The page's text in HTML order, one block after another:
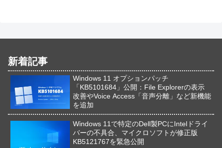
新着記事
Windows 11 オプションパッチ
「KB5101684」公開：File Explorerの表示
改善やVoice Access「音声分離」など新機能
を追加
Windows 11で特定のDell製PCにIntelドライ
バーの不具合、マイクロソフトが修正版
KB5121767を緊急公開